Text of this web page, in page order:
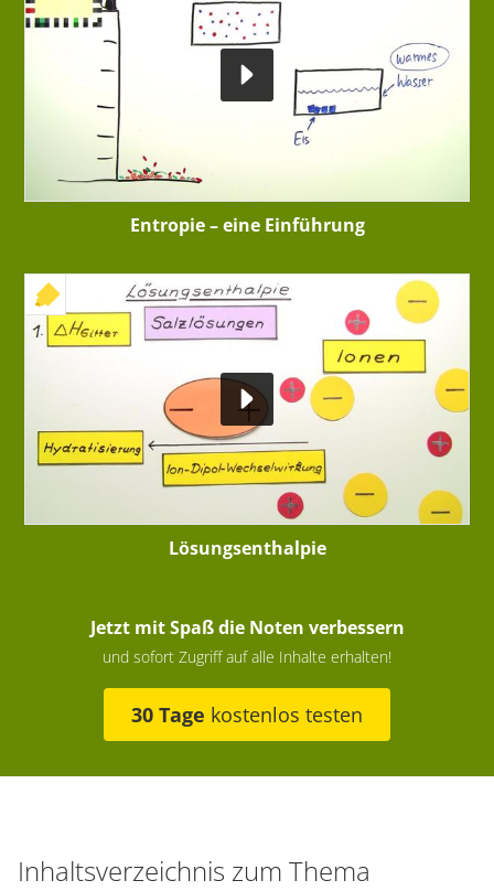
Entropie – eine Einführung
+ INTERAKTIVE ÜBUNG
Lösungsenthalpie
Jetzt mit Spaß die Noten verbessern
und sofort Zugriff auf alle Inhalte erhalten!
30 Tage kostenlos testen
Inhaltsverzeichnis zum Thema